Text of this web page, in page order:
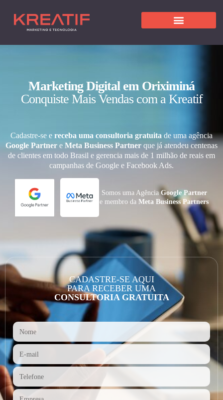
Marketing Digital em Oriximiná
Conquiste Mais Vendas com a Kreatif
Cadastre-se e receba uma consultoria gratuita de uma agência
Google Partner e Meta Business Partner que já atendeu centenas
de clientes em todo Brasil e gerencia mais de 1 milhão de reais em
campanhas de Google e Facebook Ads.
Somos uma AgênciaGoogle Partner
e membro daMeta Business Partners
CADASTRE-SE AQUI
PARA RECEBER UMA
CONSULTORIA GRATUITA